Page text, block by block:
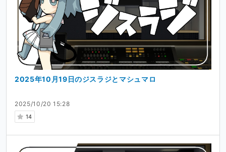
2025/10/20 15:28
14
2025年10月19日のジスラジとマシュマロ